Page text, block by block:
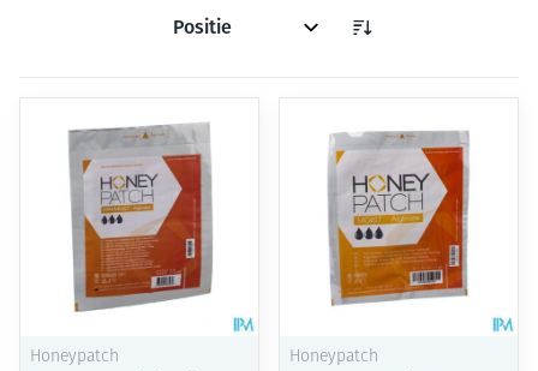
Sorteer op:
Honeypatch Honeypatch